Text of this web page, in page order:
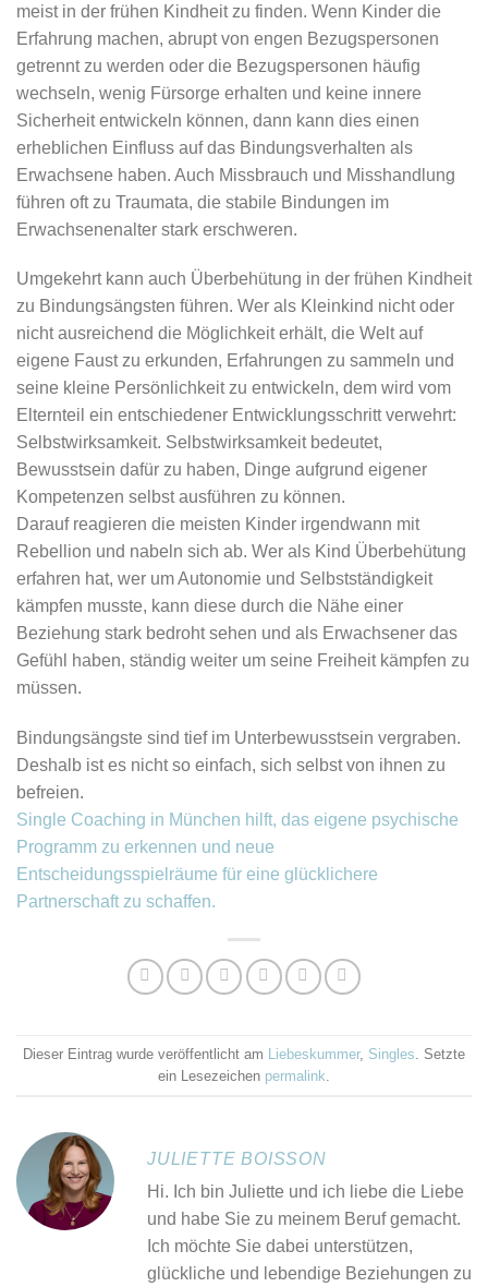
meist in der frühen Kindheit zu finden. Wenn Kinder die
Erfahrung machen, abrupt von engen Bezugspersonen
getrennt zu werden oder die Bezugspersonen häufig
wechseln, wenig Fürsorge erhalten und keine innere
Sicherheit entwickeln können, dann kann dies einen
erheblichen Einfluss auf das Bindungsverhalten als
Erwachsene haben. Auch Missbrauch und Misshandlung
führen oft zu Traumata, die stabile Bindungen im
Erwachsenenalter stark erschweren.
Umgekehrt kann auch Überbehütung in der frühen Kindheit
zu Bindungsängsten führen. Wer als Kleinkind nicht oder
nicht ausreichend die Möglichkeit erhält, die Welt auf
eigene Faust zu erkunden, Erfahrungen zu sammeln und
seine kleine Persönlichkeit zu entwickeln, dem wird vom
Elternteil ein entschiedener Entwicklungsschritt verwehrt:
Selbstwirksamkeit. Selbstwirksamkeit bedeutet,
Bewusstsein dafür zu haben, Dinge aufgrund eigener
Kompetenzen selbst ausführen zu können.
Darauf reagieren die meisten Kinder irgendwann mit
Rebellion und nabeln sich ab. Wer als Kind Überbehütung
erfahren hat, wer um Autonomie und Selbstständigkeit
kämpfen musste, kann diese durch die Nähe einer
Beziehung stark bedroht sehen und als Erwachsener das
Gefühl haben, ständig weiter um seine Freiheit kämpfen zu
müssen.
Bindungsängste sind tief im Unterbewusstsein vergraben.
Deshalb ist es nicht so einfach, sich selbst von ihnen zu
befreien.
Single Coaching in München hilft, das eigene psychische
Programm zu erkennen und neue
Entscheidungsspielräume für eine glücklichere
Partnerschaft zu schaffen.
Dieser Eintrag wurde veröffentlicht am Liebeskummer, Singles . Setzte
ein Lesezeichen permalink
JULIETTE BOISSON
Hi. Ich bin Juliette und ich liebe die Liebe
und habe Sie zu meinem Beruf gemacht.
Ich möchte Sie dabei unterstützen,
glückliche und lebendige Beziehungen zu